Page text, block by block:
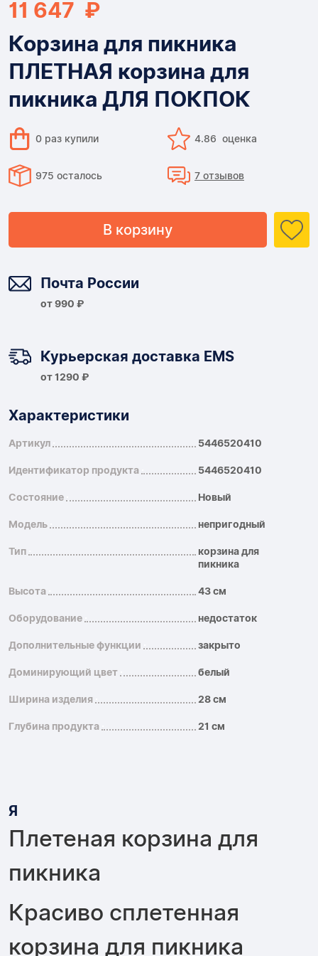
11 647 ₽
Корзина для пикника
ПЛЕТНАЯ корзина для
пикника ДЛЯ ПОКПОК
0 раз купили 4.86 оценка
975 осталось 7 отзывов
В корзину
Почта России
от 990 ₽
Курьерская доставка EMS
от 1290 ₽
Характеристики
Артикул 5446520410
Идентификатор продукта 5446520410
Состояние Новый
Модель непригодный
Тип
корзина для
пикника
Высота 43 см
Оборудование недостаток
Дополнительные функции закрыто
Доминирующий цвет белый
Ширина изделия 28 см
Глубина продукта 21 см
Я
Плетеная корзина для
пикника
Красиво сплетенная
корзина для пикника